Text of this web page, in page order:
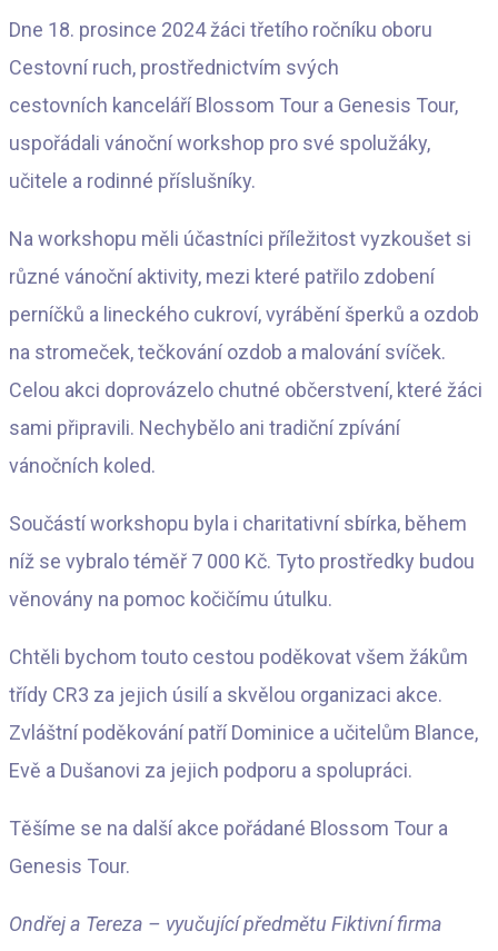
Dne 18. prosince 2024 žáci třetího ročníku oboru
Cestovní ruch, prostřednictvím svých
cestovních kanceláří Blossom Tour a Genesis Tour,
uspořádali vánoční workshop pro své spolužáky,
učitele a rodinné příslušníky.
Na workshopu měli účastníci příležitost vyzkoušet si
různé vánoční aktivity, mezi které patřilo zdobení
perníčků a lineckého cukroví, vyrábění šperků a ozdob
na stromeček, tečkování ozdob a malování svíček.
Celou akci doprovázelo chutné občerstvení, které žáci
sami připravili. Nechybělo ani tradiční zpívání
vánočních koled.
Součástí workshopu byla i charitativní sbírka, během
níž se vybralo téměř 7 000 Kč. Tyto prostředky budou
věnovány na pomoc kočičímu útulku.
Chtěli bychom touto cestou poděkovat všem žákům
třídy CR3 za jejich úsilí a skvělou organizaci akce.
Zvláštní poděkování patří Dominice a učitelům Blance,
Evě a Dušanovi za jejich podporu a spolupráci.
Těšíme se na další akce pořádané Blossom Tour a
Genesis Tour.
Ondřej a Tereza – vyučující předmětu Fiktivní firma